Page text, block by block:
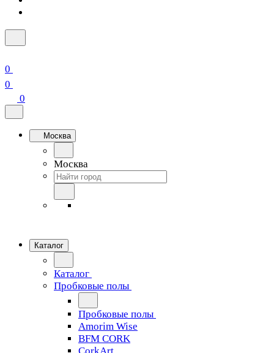
0
0
0
Москва
Москва
Каталог
Каталог
Пробковые полы
Пробковые полы
Amorim Wise
BFM CORK